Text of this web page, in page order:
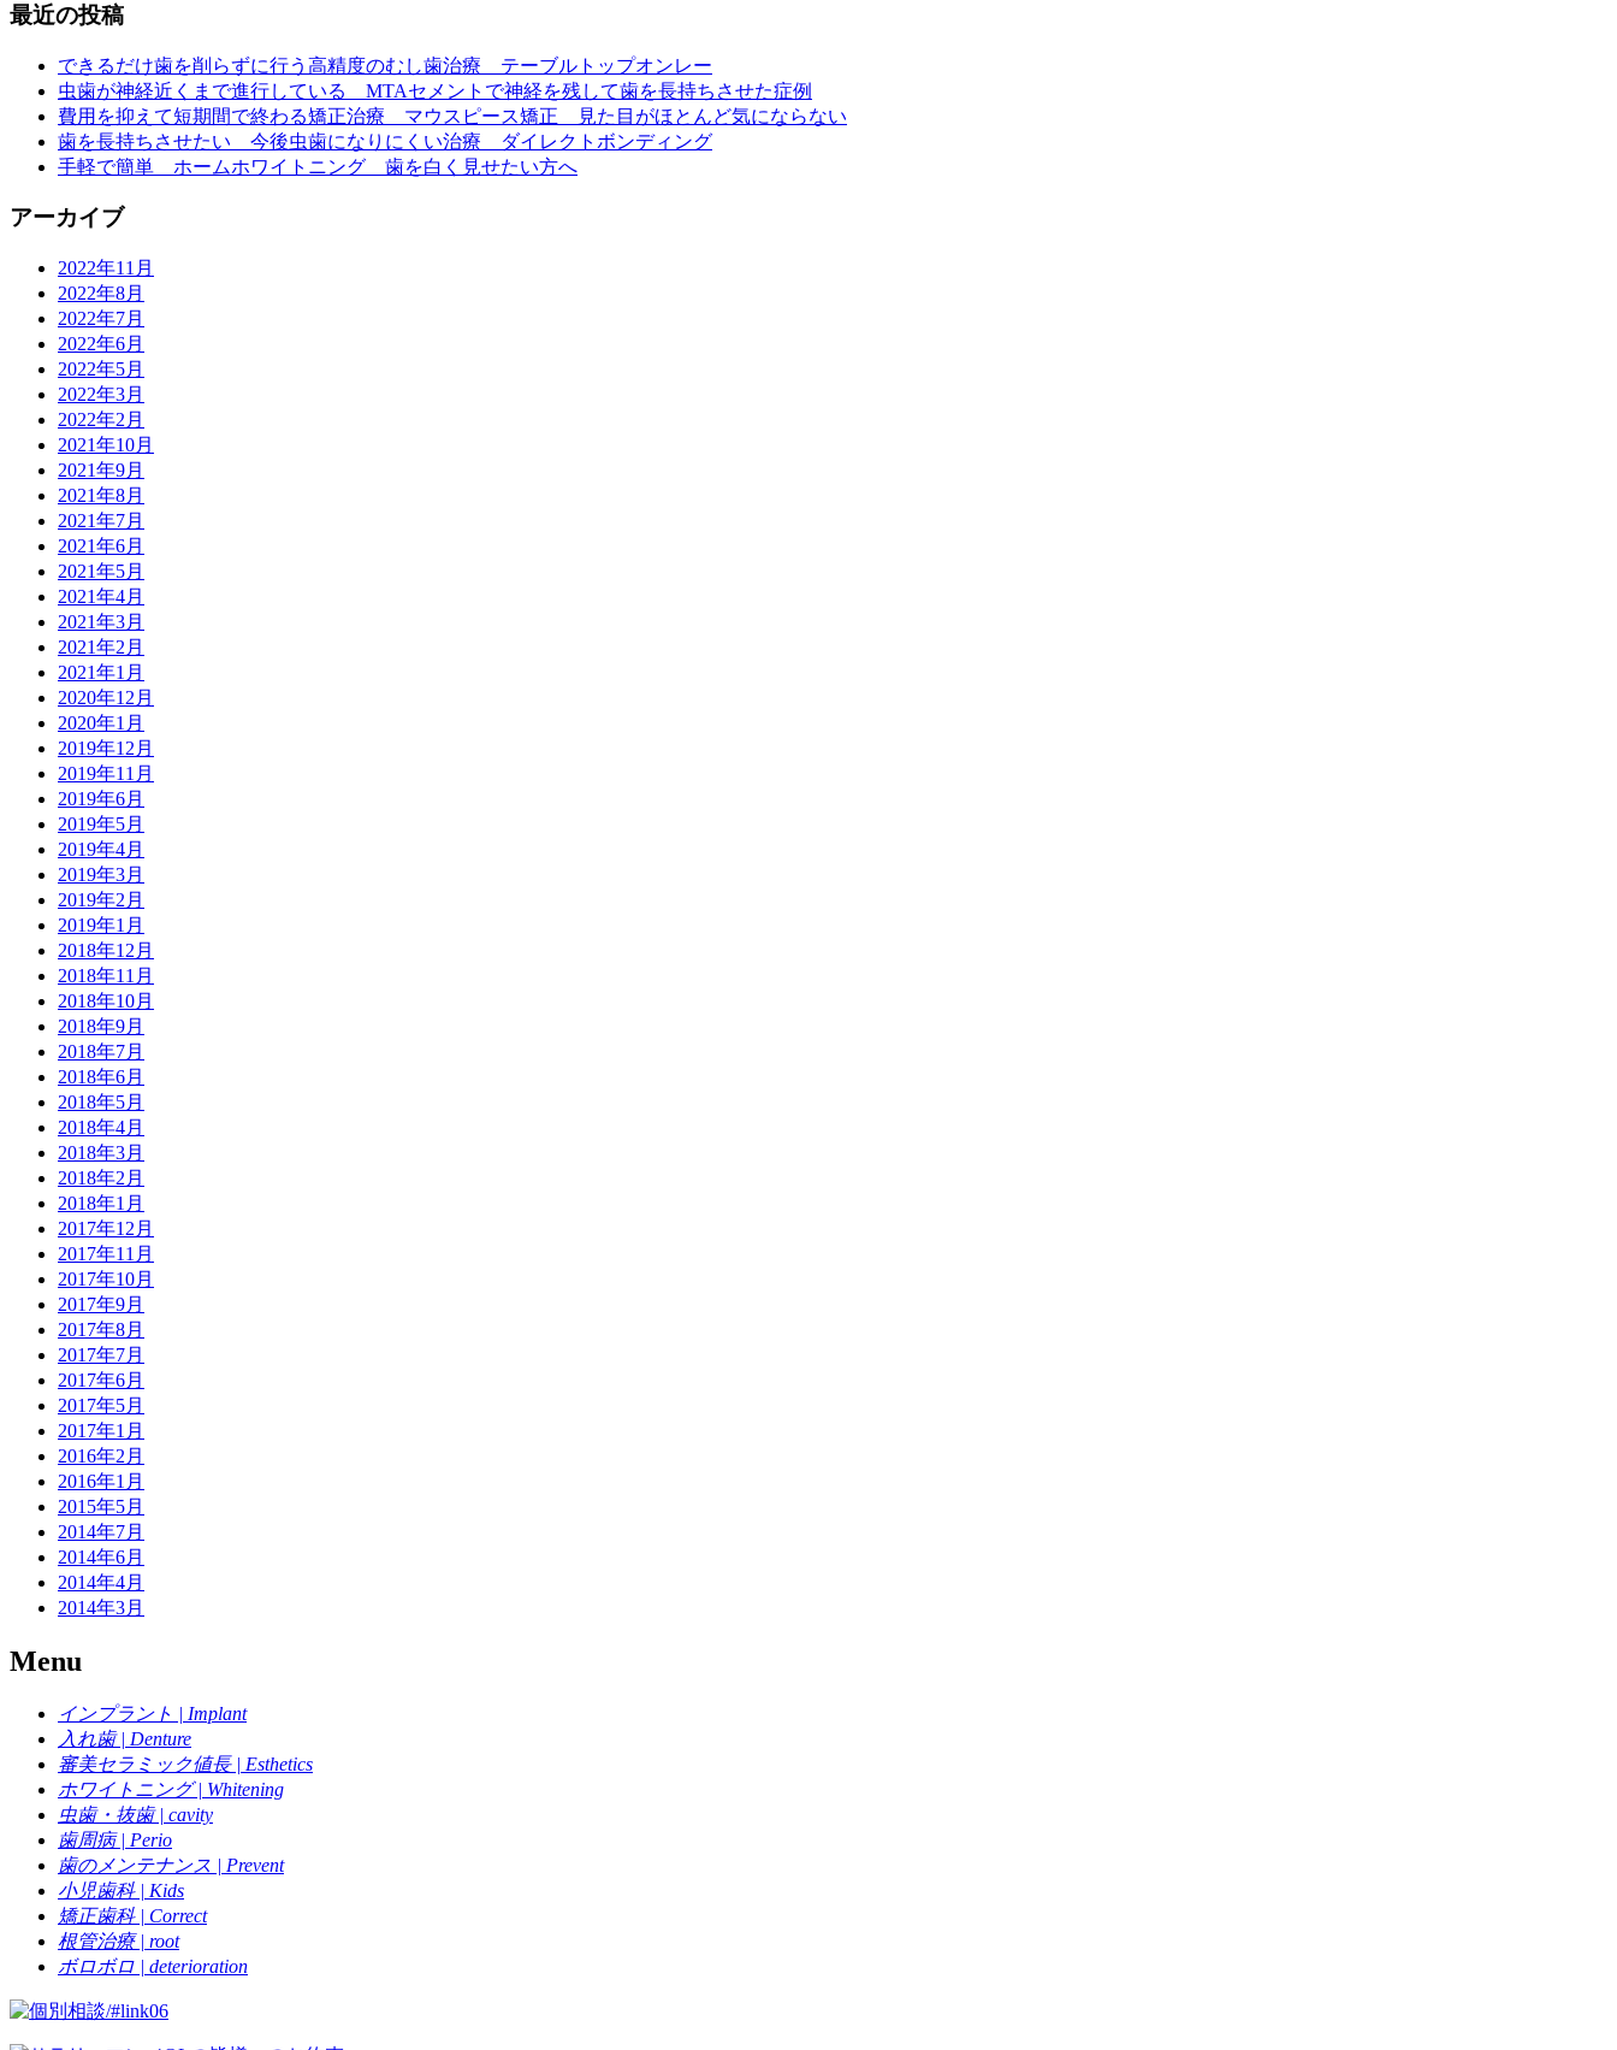
最近の投稿
できるだけ歯を削らずに行う高精度のむし歯治療 テーブルトップオンレー
虫歯が神経近くまで進行している MTAセメントで神経を残して歯を長持ちさせた症例
費用を抑えて短期間で終わる矯正治療 マウスピース矯正 見た目がほとんど気にならない
歯を長持ちさせたい 今後虫歯になりにくい治療 ダイレクトボンディング
手軽で簡単 ホームホワイトニング 歯を白く見せたい方へ
アーカイブ
2022年11月
2022年8月
2022年7月
2022年6月
2022年5月
2022年3月
2022年2月
2021年10月
2021年9月
2021年8月
2021年7月
2021年6月
2021年5月
2021年4月
2021年3月
2021年2月
2021年1月
2020年12月
2020年1月
2019年12月
2019年11月
2019年6月
2019年5月
2019年4月
2019年3月
2019年2月
2019年1月
2018年12月
2018年11月
2018年10月
2018年9月
2018年7月
2018年6月
2018年5月
2018年4月
2018年3月
2018年2月
2018年1月
2017年12月
2017年11月
2017年10月
2017年9月
2017年8月
2017年7月
2017年6月
2017年5月
2017年1月
2016年2月
2016年1月
2015年5月
2014年7月
2014年6月
2014年4月
2014年3月
Menu
インプラント | Implant
入れ歯 | Denture
審美セラミック値長 | Esthetics
ホワイトニング | Whitening
虫歯・抜歯 | cavity
歯周病 | Perio
歯のメンテナンス | Prevent
小児歯科 | Kids
矯正歯科 | Correct
根管治療 | root
ボロボロ | deterioration